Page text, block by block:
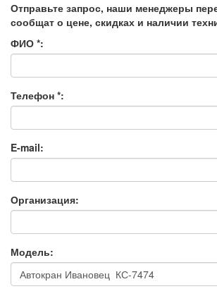
Отправьте запрос, наши менеджеры
сообщат о цене, скидках и наличии
ФИО *:
Телефон *:
E-mail:
Организация:
Модель: